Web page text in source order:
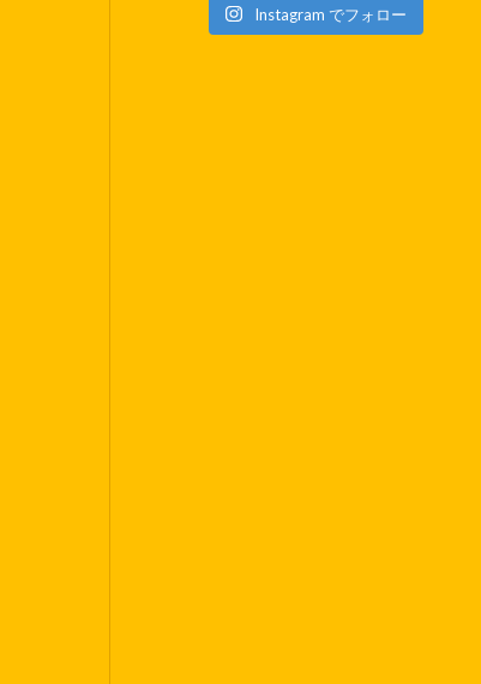
Instagram でフォロー